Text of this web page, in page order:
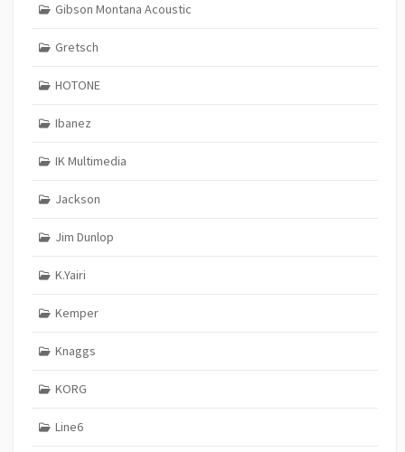
Gibson Montana Acoustic
Gretsch
HOTONE
Ibanez
IK Multimedia
Jackson
Jim Dunlop
K.Yairi
Kemper
Knaggs
KORG
Line6